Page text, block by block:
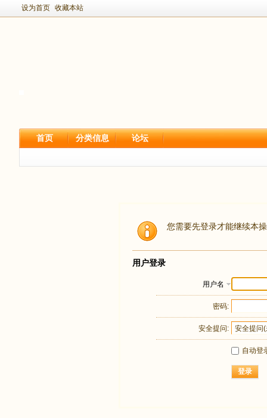
设为首页 收藏本站
首页 分类信息 论坛
您需要先登录才能继续本
用户登录
用户名
密码:
安全提问:
自动登
登录